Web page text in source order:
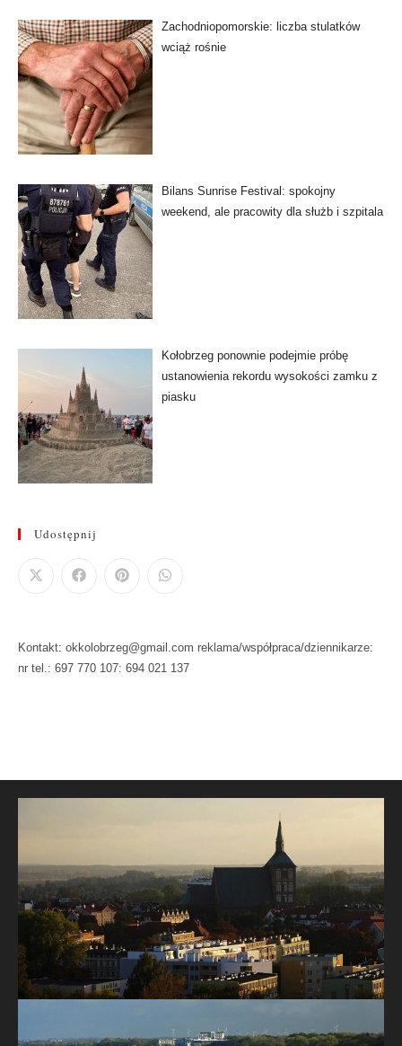
Zachodniopomorskie: liczba stulatków
wciąż rośnie
Bilans Sunrise Festival: spokojny
weekend, ale pracowity dla służb i szpitala
Kołobrzeg ponownie podejmie próbę
ustanowienia rekordu wysokości zamku z
piasku
Udostępnij
Kontakt: okkolobrzeg@gmail.com reklama/współpraca/dziennikarze:
nr tel.: 697 770 107: 694 021 137